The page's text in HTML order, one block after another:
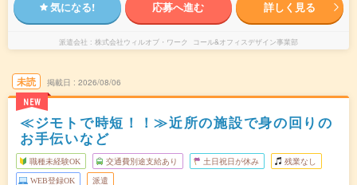
気になる! 応募へ進む 詳しく見る
派遣会社 株式会社ウィルオブ・ワーク コール&オフィスデザイン事業部
未読
NEW
掲載日 2026/08/06
≪ジモトで時短！！≫近所の施設で身の回りの
お手伝いなど
職種未経験OK 交通費別途支給あり 土日祝日が休み 残業なし
WEB登録OK 派遣